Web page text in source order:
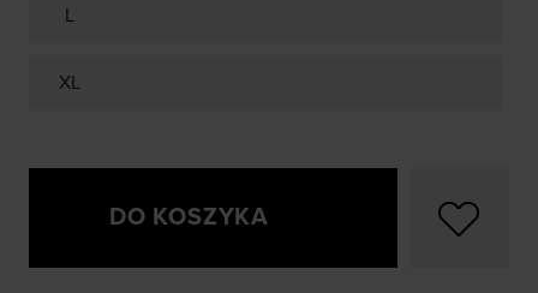
L
XL
DO KOSZYKA